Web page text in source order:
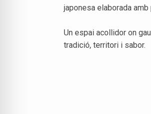
japonesa elaborada
Un espai acollidor on
tradició, territori i sabor.